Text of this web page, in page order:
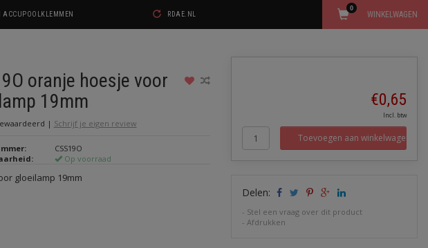
ACCUPOOLKLEMMEN RDAE.NL WINKELWAGEN
0
oranje hoesje voor
19mm
| Schrijf je eigen review
CSS19O
Op voorraad
gloeilamp 19mm
€0,65
Incl. btw
Toevoegen aan winkelwagen
Delen:
- Stel een vraag over dit product
-Afdrukken